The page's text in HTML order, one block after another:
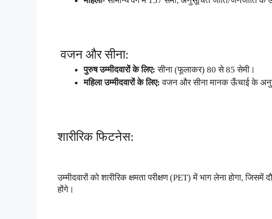
वजन और सीना:
पुरुष उम्मीदवारों के लिए:सीना (फूलाकर) 80 से 85 सेमी।
महिला उम्मीदवारों के लिए:वजन और सीना मानक ऊँचाई के
शारीरिक फिटनेस:
उम्मीदवारों को शारीरिक क्षमता परीक्षण (PET) में भाग लेना होगा,
होंगे।